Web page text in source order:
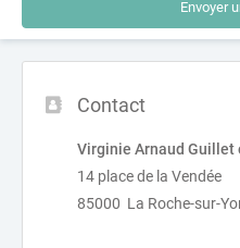
Envoyer
Contact
Virginie Arnaud Guillet
14 place de la Vendée
85000 La Roche-sur-